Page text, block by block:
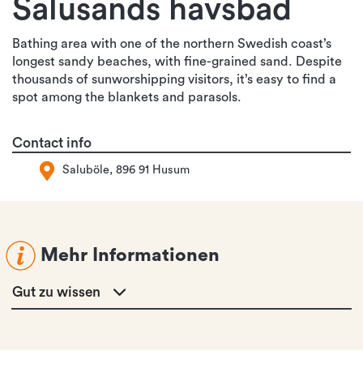
Salusands havsbad
Bathing area with one of the northern Swedish coast’s
longest sandy beaches, with fine-grained sand. Despite
thousands of sunworshipping visitors, it’s easy to find a
spot among the blankets and parasols.
Contact info
Saluböle, 896 91 Husum
Mehr Informationen
Gut zu wissen